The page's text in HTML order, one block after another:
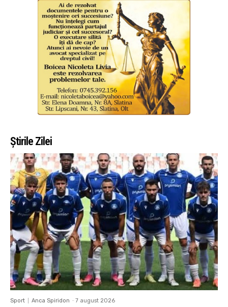
Știrile Zilei
Sport Anca Spiridon - 7 august 2026